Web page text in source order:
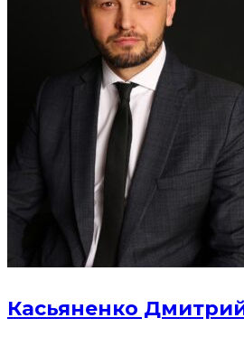
Касьяненко